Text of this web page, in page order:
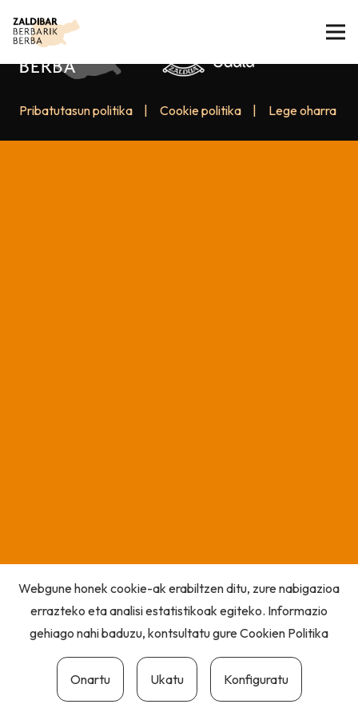
Pribatutasun politika Cookie politika Lege oharra
Webgune honek cookie-ak erabiltzen ditu, zure nabigazioa
errazteko eta analisi estatistikoak egiteko. Informazio
gehiago nahi baduzu, kontsultatu gureCookien Politika
Onartu Ukatu Konfiguratu